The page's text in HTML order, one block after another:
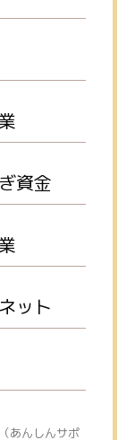
資金
ット
（あんしんサポ